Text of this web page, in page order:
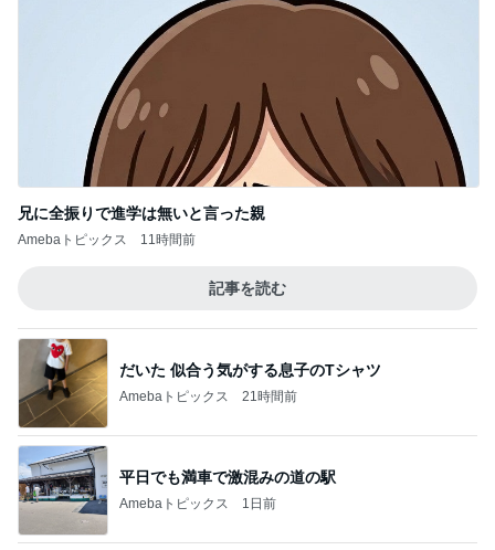
兄に全振りで進学は無いと言った親
Amebaトピックス 11時間前
記事を読む
だいた 似合う気がする息子のTシャツ
Amebaトピックス 21時間前
平日でも満車で激混みの道の駅
Amebaトピックス 1日前